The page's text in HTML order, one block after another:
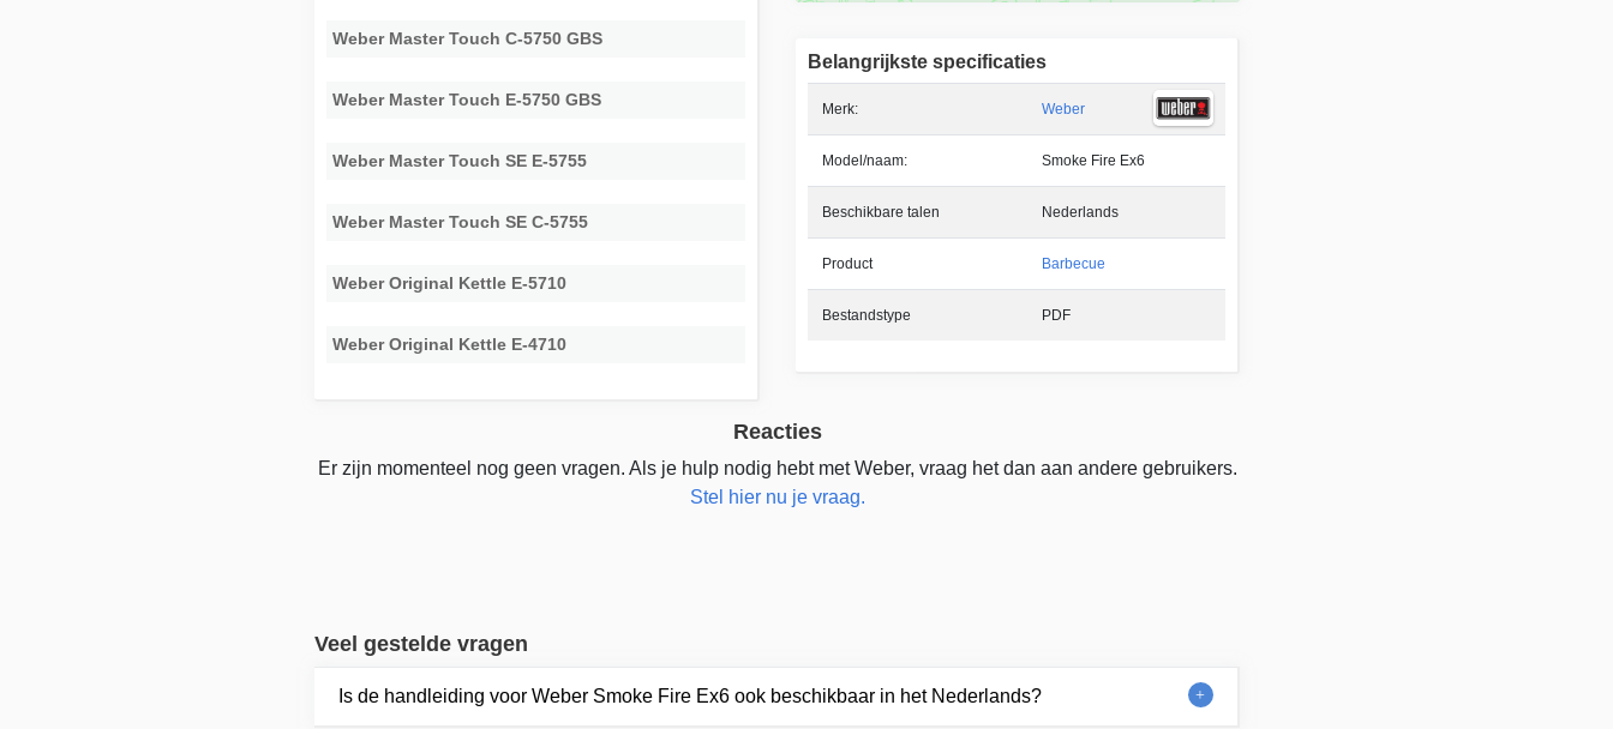
Belangrijkste specificaties
Merk: Weber
Model/naam: Smoke Fire Ex6
Beschikbare talen Nederlands
Product Barbecue
Bestandstype PDF
Weber Master Touch C-5750 GBS
Weber Master Touch E-5750 GBS
Weber Master Touch SE E-5755
Weber Master Touch SE C-5755
Weber Original Kettle E-5710
Weber Original Kettle E-4710
Reacties
Er zijn momenteel nog geen vragen. Als je hulp nodig hebt met Weber, vraag het dan aan andere gebruikers.
Stel hier nu je vraag.
Veel gestelde vragen
Is de handleiding voor Weber Smoke Fire Ex6 ook beschikbaar in het Nederlands?